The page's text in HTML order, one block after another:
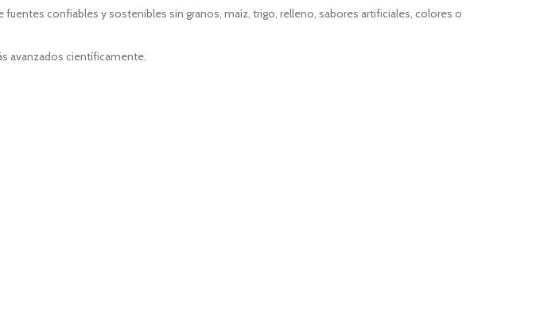
confiables y sostenibles sin granos, maíz, trigo, relleno, sabores artificiales, colores o
avanzados científicamente.